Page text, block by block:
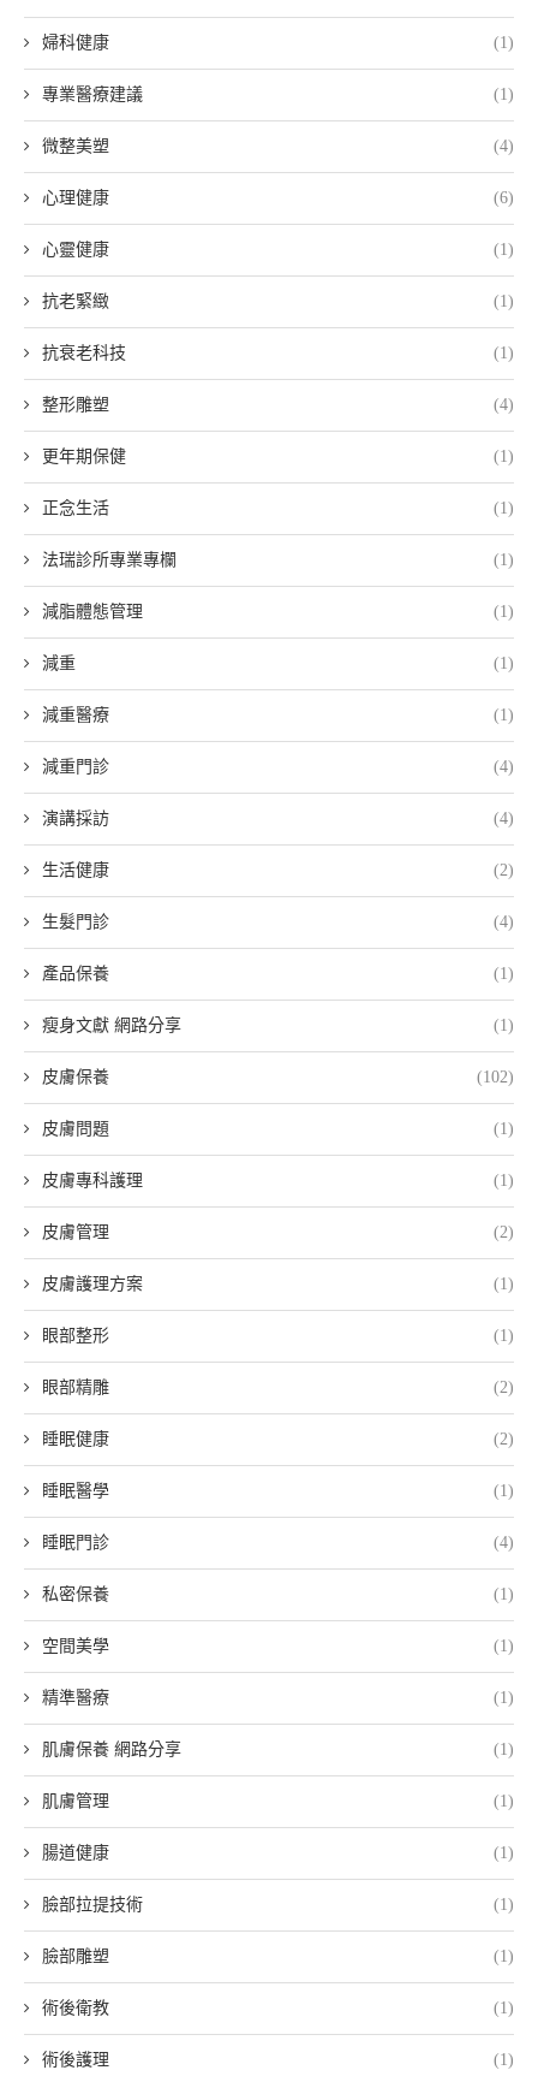
婦科健康 (1)
專業醫療建議 (1)
微整美塑 (4)
心理健康 (6)
心靈健康 (1)
抗老緊緻 (1)
抗衰老科技 (1)
整形雕塑 (4)
更年期保健 (1)
正念生活 (1)
法瑞診所專業專欄 (1)
減脂體態管理 (1)
減重 (1)
減重醫療 (1)
減重門診 (4)
演講採訪 (4)
生活健康 (2)
生髮門診 (4)
產品保養 (1)
瘦身文獻 網路分享 (1)
皮膚保養 (102)
皮膚問題 (1)
皮膚專科護理 (1)
皮膚管理 (2)
皮膚護理方案 (1)
眼部整形 (1)
眼部精雕 (2)
睡眠健康 (2)
睡眠醫學 (1)
睡眠門診 (4)
私密保養 (1)
空間美學 (1)
精準醫療 (1)
肌膚保養 網路分享 (1)
肌膚管理 (1)
腸道健康 (1)
臉部拉提技術 (1)
臉部雕塑 (1)
術後衛教 (1)
術後護理 (1)